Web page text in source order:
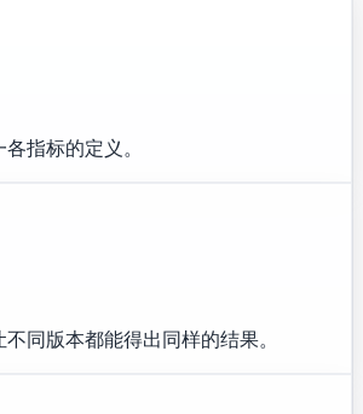
指标的定义。
同版本都能得出同样的结果。